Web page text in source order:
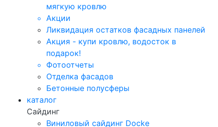
мягкую кровлю
Акции
Ликвидация остатков фасадных панелей
Акция - купи кровлю, водосток в
подарок!
Фотоотчеты
Отделка фасадов
Бетонные полусферы
каталог
Сайдинг
Виниловый сайдинг Docke